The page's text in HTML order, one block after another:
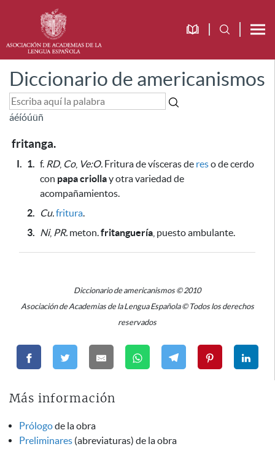
Diccionario de americanismos
áéíóúüñ
fritanga.
I. 1. f. RD, Co, Ve:O. Fritura de vísceras de reso de cerdo
con papa criollay otra variedad de
acompañamientos.
2.
Cu.fritura.
3. Ni, PR. meton.fritanguería , puesto ambulante.
Diccionario de americanismos © 2010
Asociación de Academias de la Lengua Española © Todos los derechos
reservados
Más información
Prólogode la obra
Preliminares (abreviaturas) de la obra